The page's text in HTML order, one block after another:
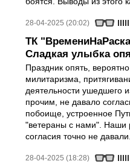
28-04-2025 (20:02)
ТК
Сладкая улыбка
Праздник опять,
милитаризма,
деятельности ушедшего
прочим, не давало
побоище, устроенное
"ветераны с нами". Наши
согласия точно не
28-04-2025 (18:28)